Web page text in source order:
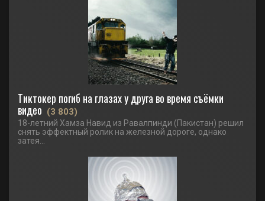
Тиктокер погиб на глазах у друга во время съёмки
видео (3 803)
18-летний Хамза Навид из Равалпинди (Пакистан) решил
снять эффектный ролик на железной дороге, однако
затея...